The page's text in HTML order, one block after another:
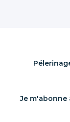
Je m'abonne